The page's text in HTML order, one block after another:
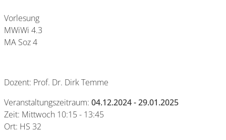
Vorlesung
MWiWi 4.3
MA Soz 4
Dozent: Prof. Dr. Dirk Temme
Veranstaltungszeitraum: 04.12.2024 - 29.01.2025
Zeit: Mittwoch 10:15 - 13:45
Ort: HS 32